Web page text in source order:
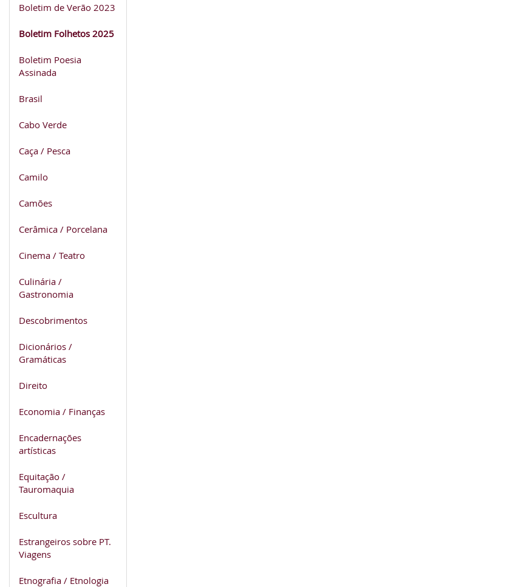
Boletim de Verão 2023
Boletim Folhetos 2025
Boletim Poesia
Assinada
Brasil
Cabo Verde
Caça / Pesca
Camilo
Camões
Cerâmica / Porcelana
Cinema / Teatro
Culinária /
Gastronomia
Descobrimentos
Dicionários /
Gramáticas
Direito
Economia / Finanças
Encadernações
artísticas
Equitação /
Tauromaquia
Escultura
Estrangeiros sobre PT.
Viagens
Etnografia / Etnologia